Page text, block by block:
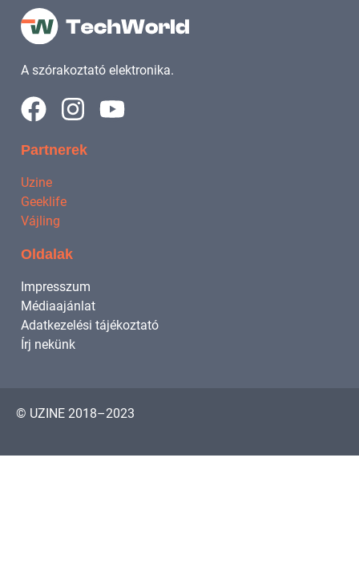
A szórakoztató elektronika.
Partnerek
Uzine
Geeklife
Vájling
Oldalak
Impresszum
Médiaajánlat
Adatkezelési tájékoztató
Írj nekünk
© UZINE 2018–2023